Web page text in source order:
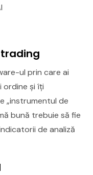
ul prin care ai
ordine și îți
„instrumentul de
bună trebuie să fie
de analiză